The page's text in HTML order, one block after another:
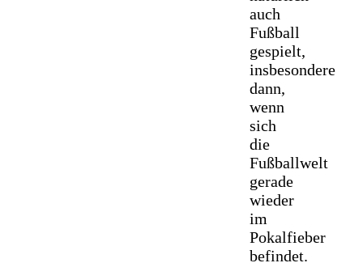
auch
Fußball
gespielt,
insbesondere
dann,
wenn
sich
die
Fußballwelt
gerade
wieder
im
Pokalfieber
befindet.